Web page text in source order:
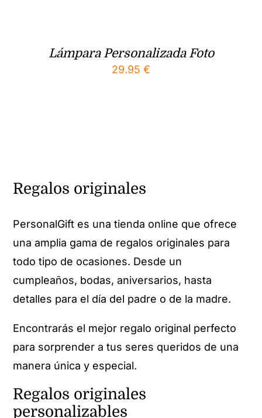
Lámpara Personalizada Foto
29.95 €
Regalos originales
PersonalGift es una tienda online que ofrece
una amplia gama de regalos originales para
todo tipo de ocasiones. Desde un
cumpleaños, bodas, aniversarios, hasta
detalles para el día del padre o de la madre.
Encontrarás el mejor regalo original perfecto
para sorprender a tus seres queridos de una
manera única y especial.
Regalos originales
personalizables